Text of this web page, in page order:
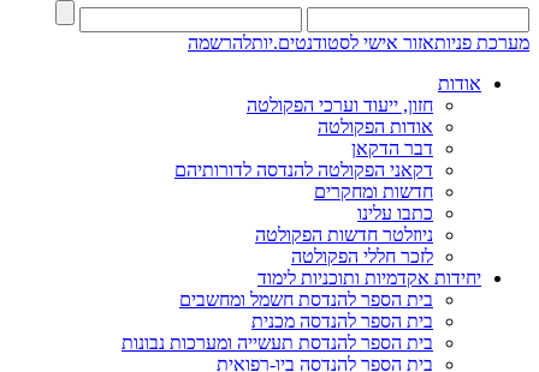
מערכת פניותאזור אישי לסטודנטים.יותלהרשמה
אודות
חזון, ייעוד וערכי הפקולטה
אודות הפקולטה
דבר הדקאן
דקאני הפקולטה להנדסה לדורותיהם
חדשות ומחקרים
כתבו עלינו
ניוזלטר חדשות הפקולטה
לזכר חללי הפקולטה
יחידות אקדמיות ותוכניות לימוד
בית הספר להנדסת חשמל ומחשבים
בית הספר להנדסה מכנית
בית הספר להנדסת תעשייה ומערכות נבונות
בית הספר להנדסה ביו-רפואית